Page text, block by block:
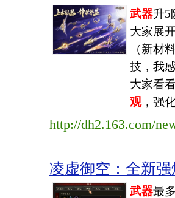
武器升5
大家展
（新材
技，我
大家看
观，强
http://dh2.163.com/
凌虚御空：全新
武器最